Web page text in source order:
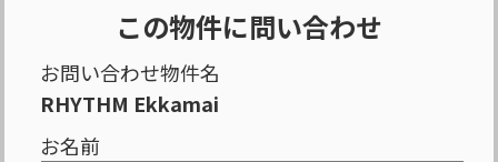
この物件に問い合わせ
お問い合わせ物件名
RHYTHM Ekkamai
お名前